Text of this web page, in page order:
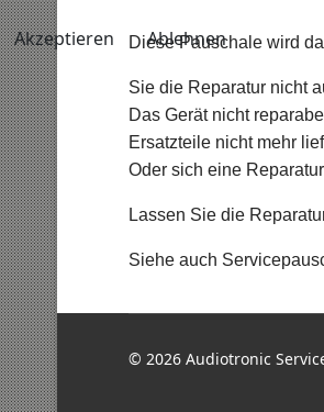
Diese Pauschale wird
Sie die Reparatur nicht
Das Gerät nicht
Ersatzteile nicht mehr
Oder sich eine
Lassen Sie die
Siehe auch
© 2026 Audiotronic
Akzeptieren
Ablehnen